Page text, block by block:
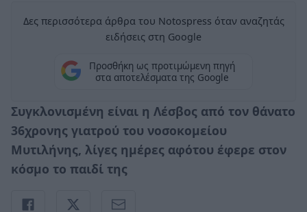
Δες περισσότερα άρθρα του Notospress όταν αναζητάς
ειδήσεις στη Google
Προσθήκη ως προτιμώμενη πηγή
στα αποτελέσματα της Google
Συγκλονισμένη είναι η Λέσβος από τον θάνατο
36χρονης γιατρού του νοσοκομείου
Μυτιλήνης, λίγες ημέρες αφότου έφερε στον
κόσμο το παιδί της